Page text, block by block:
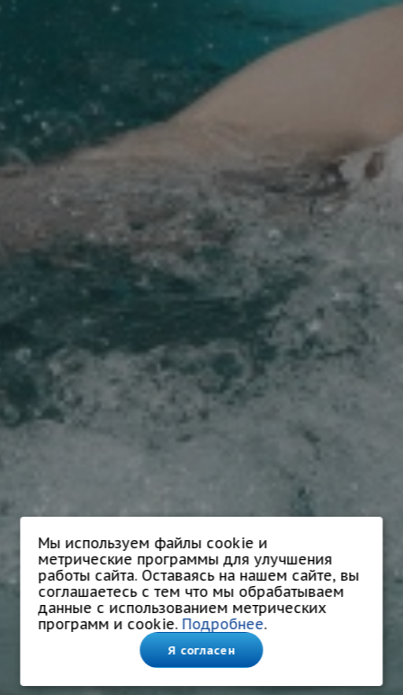
Мы используем файлы cookie и
метрические программы для улучшения
работы сайта. Оставаясь на нашем сайте, вы
соглашаетесь с тем что мы обрабатываем
данные с использованием метрических
программ и cookie. Подробнее.
Я согласен